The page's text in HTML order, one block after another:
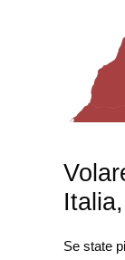
Se state